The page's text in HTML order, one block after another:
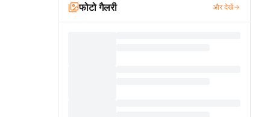
फोटो गैलरी और देखें